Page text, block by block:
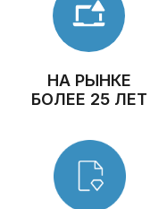
НА РЫНКЕ
БОЛЕЕ 25 ЛЕТ